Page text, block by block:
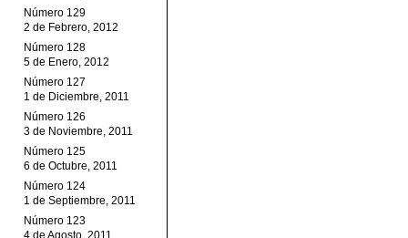
Número 129
2 de Febrero, 2012
Número 128
5 de Enero, 2012
Número 127
1 de Diciembre, 2011
Número 126
3 de Noviembre, 2011
Número 125
6 de Octubre, 2011
Número 124
1 de Septiembre, 2011
Número 123
4 de Agosto, 2011